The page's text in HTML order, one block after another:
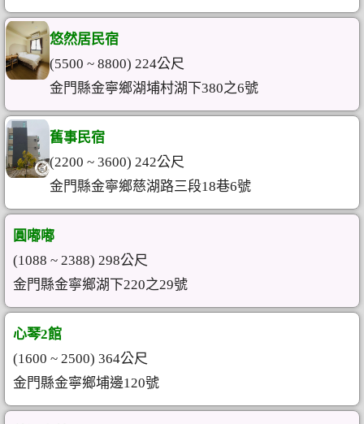
悠然居民宿
(5500 ~ 8800) 224公尺
金門縣金寧鄉湖埔村湖下380之6號
舊事民宿
(2200 ~ 3600) 242公尺
金門縣金寧鄉慈湖路三段18巷6號
圓嘟嘟
(1088 ~ 2388) 298公尺
金門縣金寧鄉湖下220之29號
心琴2館
(1600 ~ 2500) 364公尺
金門縣金寧鄉埔邊120號